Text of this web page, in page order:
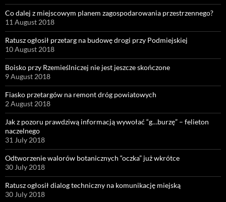
Co dalej z miejscowym planem zagospodarowania przestrzennego?
11 August 2018
Ratusz ogłosił przetarg na budowę drogi przy Podmiejskiej
10 August 2018
Boisko przy Rzemieślniczej nie jest jeszcze skończone
9 August 2018
Fiasko przetargów na remont dróg powiatowych
2 August 2018
Jak z pozoru prawdziwą informacją wywołać “g…burzę” – felieton
naczelnego
31 July 2018
Odtworzenie walorów botanicznych “oczka” już wkrótce
30 July 2018
Ratusz ogłosił dialog techniczny na komunikację miejską
30 July 2018